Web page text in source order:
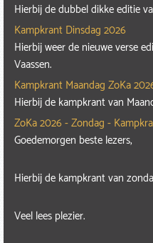
Hierbij de dubbel dikke editie
Kampkrant Dinsdag 2026
Hierbij weer de nieuwe verse
Vaassen.
Kampkrant Maandag ZoKa
Hierbij de kampkrant van
ZoKa 2026 - Zondag -
Goedemorgen beste lezers,
Hierbij de kampkrant van
Veel lees plezier.